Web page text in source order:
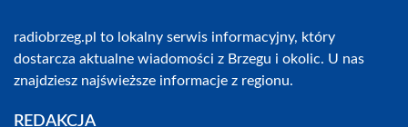
radiobrzeg.pl to lokalny serwis informacyjny, który
dostarcza aktualne wiadomości z Brzegu i okolic. U nas
znajdziesz najświeższe informacje z regionu.
REDAKCJA